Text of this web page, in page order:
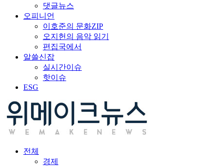
댓글뉴스
오피니언
이호준의 문화ZIP
오지헌의 음악 읽기
편집국에서
알쓸신잡
실시간이슈
핫이슈
ESG
전체
경제